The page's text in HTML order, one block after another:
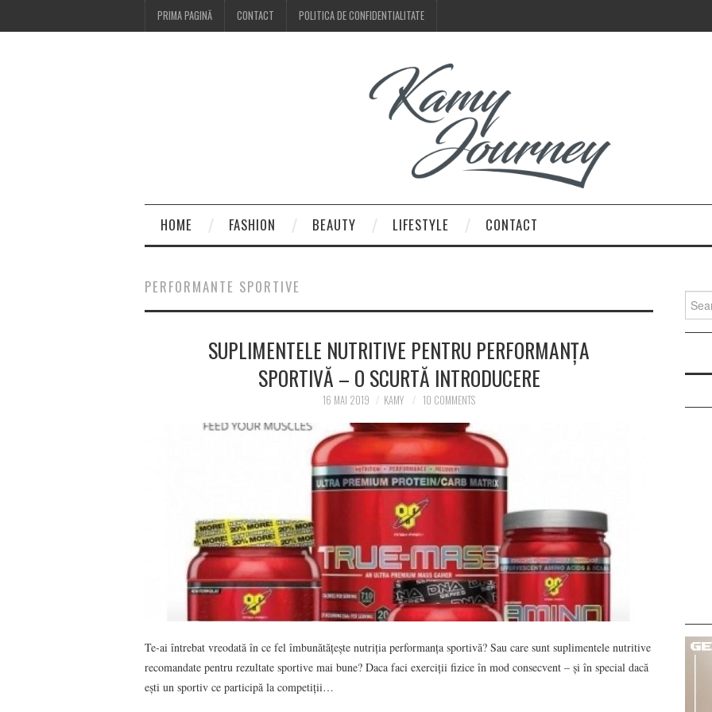
PRIMA PAGINĂ CONTACT POLITICA DE CONFIDENTIALITATE
HOME FASHION BEAUTY LIFESTYLE CONTACT
PERFORMANTE SPORTIVE
SUPLIMENTELE NUTRITIVE PENTRU PERFORMANȚA
SPORTIVĂ – O SCURTĂ INTRODUCERE
16 MAI 2019 KAMY 10 COMMENTS
Te-ai întrebat vreodată în ce fel îmbunătățește nutriția performanța sportivă? Sau care sunt suplimentele nutritive
recomandate pentru rezultate sportive mai bune? Daca faci exerciții fizice în mod consecvent – și în special dacă
ești un sportiv ce participă la competiții…
Search
for: